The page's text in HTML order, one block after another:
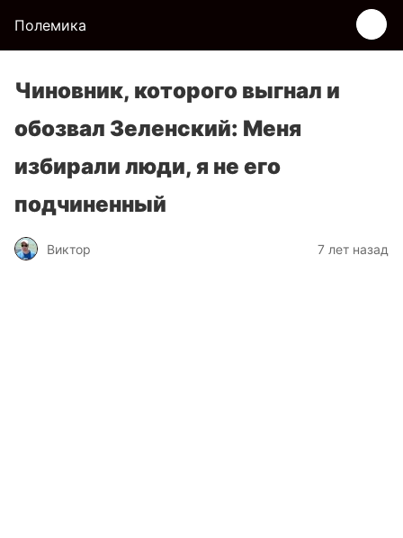
Полемика
Чиновник, которого выгнал и
обозвал Зеленский: Меня
избирали люди, я не его
подчиненный
Виктор 7 лет назад